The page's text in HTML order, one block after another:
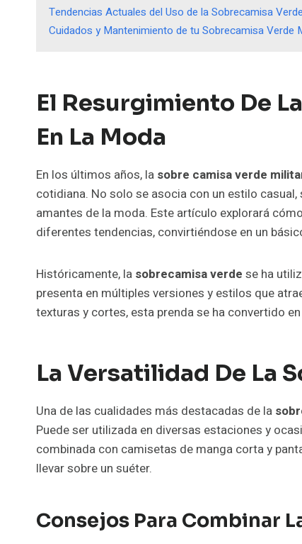
Tendencias Actuales del Uso de la Sobrecamisa
Cuidados y Mantenimiento de tu Sobrecamisa Verde
El Resurgimiento De
En La Moda
En los últimos años, la sobre camisa verde
cotidiana. No solo se asocia con un estilo
amantes de la moda. Este artículo explorará
diferentes tendencias, convirtiéndose en un
Históricamente, la sobrecamisa verde se ha
presenta en múltiples versiones y estilos que
texturas y cortes, esta prenda se ha convertido
La Versatilidad De La
Una de las cualidades más destacadas de la
Puede ser utilizada en diversas estaciones y
combinada con camisetas de manga corta y
llevar sobre un suéter.
Consejos Para Combinar